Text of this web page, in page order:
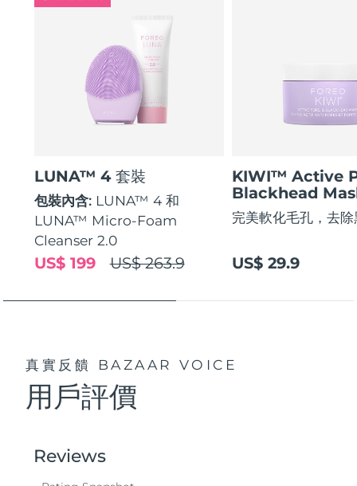
LUNA™ 4 套裝
包裝內含: LUNA™ 4 和
LUNA™ Micro-Foam
Cleanser 2.0
US$ 263.9
US$ 199
KIWI™ Active
Blackhead
完美軟化毛孔，去
US$ 29.9
真實反饋 BAZAAR VOICE
用戶評價